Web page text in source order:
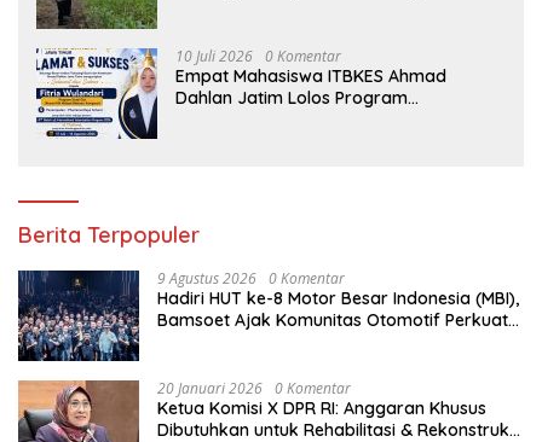
10 Juli 2026 0 Komentar
Empat Mahasiswa ITBKES Ahmad
Dahlan Jatim Lolos Program
Berita Terpopuler
9 Agustus 2026 0 Komentar
Hadiri HUT ke-8 Motor Besar Indonesia (MBI),
Bamsoet Ajak Komunitas Otomotif Perkuat
Bangsa
20 Januari 2026 0 Komentar
Ketua Komisi X DPR RI: Anggaran Khusus
Dibutuhkan untuk Rehabilitasi & Rekonstruksi